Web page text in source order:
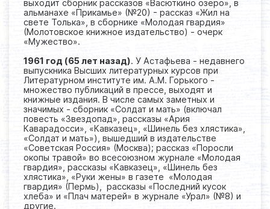
выходит сборник рассказов «Васюткино озеро», в
альманахе «Прикамье» (№20) - рассказ «Жил на
свете Толька», в сборнике «Молодая гвардия»
(Молотовское книжное издательство) - очерк
«Мужество».
1961 год (65 лет назад). У Астафьева - недавнего
выпускника Высших литературных курсов при
Литературном институте им. А.М. Горького -
множество публикаций в прессе, выходят и
книжные издания. В числе самых заметных и
значимых - сборник «Солдат и мать» (включал
повесть «Звездопад», рассказы «Ария
Каварадосси», «Кавказец», «Шинель без хлястика»,
«Солдат и мать»), вышедший в издательстве
«Советская Россия» (Москва); рассказ «Поросли
окопы травой» во всесоюзном журнале «Молодая
гвардия», рассказы «Кавказец», «Шинель без
хлястика», «Руки жены» в газете «Молодая
гвардия» (Пермь), рассказы «Последний кусок
хлеба» и «Плач матерей» в журнале «Урал» (№8) и
другие.